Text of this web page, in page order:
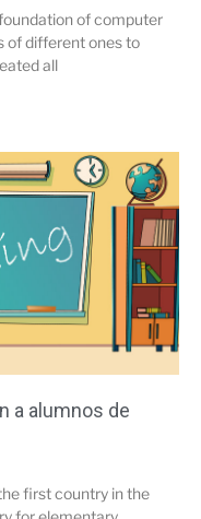
of computer
of different ones to
all
a alumnos de
first country in the